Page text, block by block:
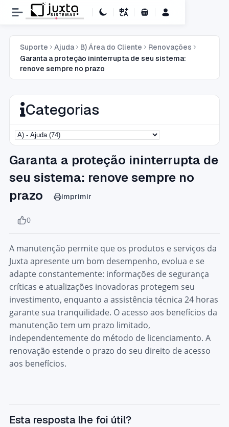
Carrinho de Compras
Suporte Ajuda B) Área do Cliente
Renovações
Garanta a proteção ininterrupta de seu sistema:
renove sempre no prazo
Categorias
Garanta a proteção ininterrupta de
seu sistema: renove sempre no
prazo
imprimir
0
A manutenção permite que os produtos e serviços da
Juxta apresente um bom desempenho, evolua e se
adapte constantemente: informações de segurança
críticas e atualizações inovadoras protegem seu
investimento, enquanto a assistência técnica 24 horas
garante sua tranquilidade. O acesso aos benefícios da
manutenção tem um prazo limitado,
independentemente do método de licenciamento. A
renovação estende o prazo do seu direito de acesso
aos benefícios.
Esta resposta lhe foi útil?